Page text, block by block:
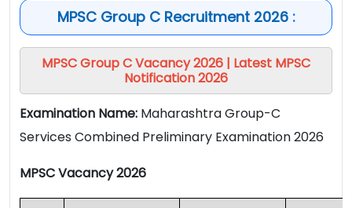
MPSC Group C Recruitment 2026:
MPSC Group C Vacancy 2026 | Latest MPSC
Notification 2026
Examination Name: Maharashtra Group-C
Services Combined Preliminary Examination 2026
MPSC Vacancy 2026